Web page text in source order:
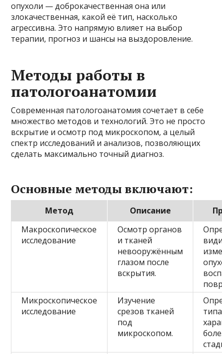
опухоли — доброкачественная она или
злокачественная, какой её тип, насколько
агрессивна. Это напрямую влияет на выбор
терапии, прогноз и шансы на выздоровление.
Методы работы в
патологоанатомии
Современная патологоанатомия сочетает в себе
множество методов и технологий. Это не просто
вскрытие и осмотр под микроскопом, а целый
спектр исследований и анализов, позволяющих
сделать максимально точный диагноз.
Основные методы включают:
Метод Описание
Макроскопическое
исследование
Осмотр органов
и тканей
невооружённым
глазом после
вскрытия.
Микроскопическое
исследование
Изучение
срезов тканей
под
микроскопом.